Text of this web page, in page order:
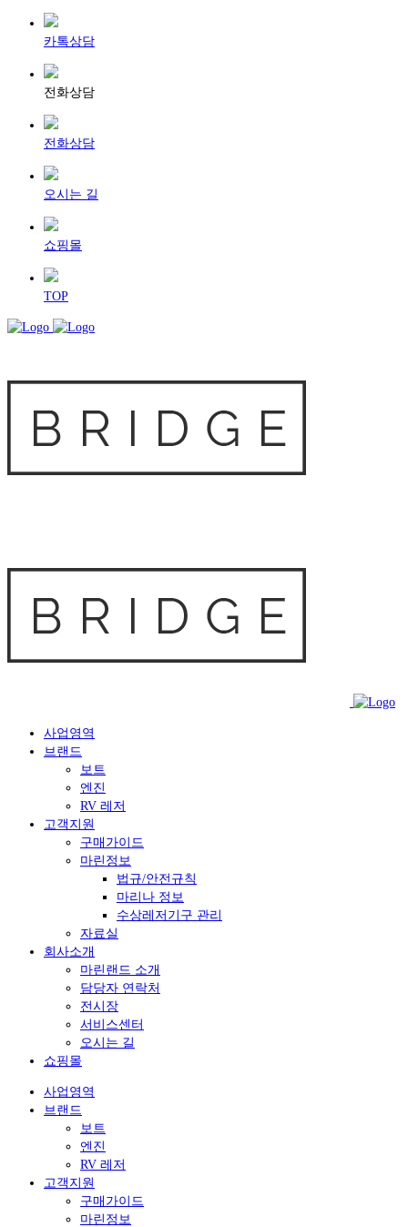
카톡상담
전화상담
전화상담
오시는 길
쇼핑몰
TOP
사업영역
브랜드
보트
엔진
RV 레저
고객지원
구매가이드
마린정보
법규/안전규칙
마리나 정보
수상레저기구 관리
자료실
회사소개
마린랜드 소개
담당자 연락처
전시장
서비스센터
오시는 길
쇼핑몰
사업영역
브랜드
보트
엔진
RV 레저
고객지원
구매가이드
마린정보